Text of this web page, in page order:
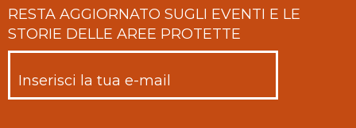
RESTA AGGIORNATO SUGLI EVENTI E LE
STORIE DELLE AREE PROTETTE